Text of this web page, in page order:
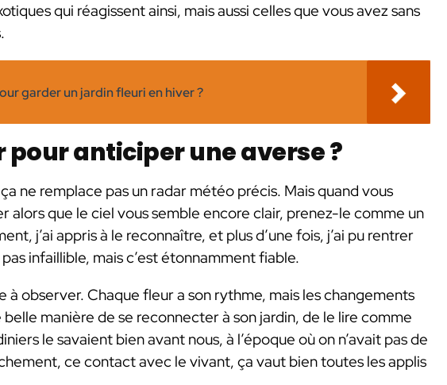
qui réagissent ainsi, mais aussi celles que vous avez sans
garder un jardin fleuri en hiver ?
pour anticiper une averse ?
ne remplace pas un radar météo précis. Mais quand vous
alors que le ciel vous semble encore clair, prenez-le comme un
j’ai appris à le reconnaître, et plus d’une fois, j’ai pu rentrer
infaillible, mais c’est étonnamment fiable.
à observer. Chaque fleur a son rythme, mais les changements
belle manière de se reconnecter à son jardin, de le lire comme
le savaient bien avant nous, à l’époque où on n’avait pas de
ce contact avec le vivant, ça vaut bien toutes les applis